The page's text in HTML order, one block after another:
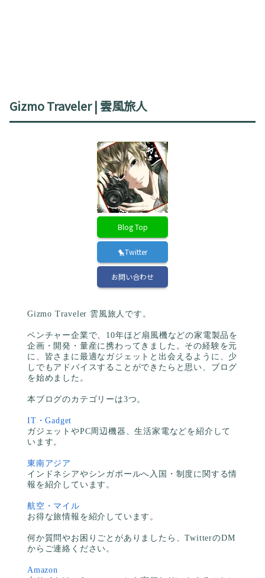
Gizmo Traveler | 雲風旅人
Blog Top
🐤Twitter
お問い合わせ
Gizmo Traveler 雲風旅人です。
ベンチャー企業で、10年ほど扇風機などの家電製品を
企画・開発・量産に携わってきました。その経験を元
に、皆さまに最適なガジェットと出会えるように、少
しでもアドバイスすることができたらと思い、ブログ
を始めました。
本ブログのカテゴリーは3つ。
IT・Gadget
ガジェットやPC周辺機器、生活家電などを紹介して
います。
東南アジア
インドネシアやシンガポールへ入国・制度に関する情
報を紹介しています。
航空・マイル
お得な旅情報を紹介しています。
何か質問やお困りごとがありましたら、TwitterのDM
からご連絡ください。
Amazon